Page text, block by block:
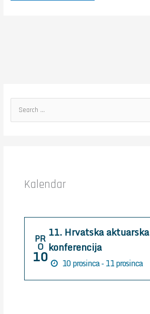
e
Kalendar
PR
O
10
11. Hrvatska aktuarska
konferencija
10 prosinca - 11 prosinca